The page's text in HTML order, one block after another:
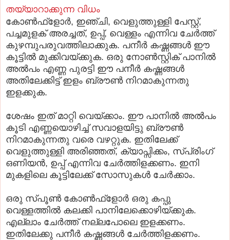
തയ്യാറാക്കുന്ന വിധം
കോൺഫ്ളോർ, ഇഞ്ചി, വെളുത്തുള്ളി പേസ്റ്റ്,
പച്ചമുളക് അരച്ചത്, ഉപ്പ്, വെള്ളം എന്നിവ ചേർത്ത്
കുഴമ്പുപരുവത്തിലാക്കുക. പനീർ കഷ്ണങ്ങൾ ഈ
കൂട്ടിൽ മുക്കിവയ്ക്കുക. ഒരു നോൺസ്റ്റിക് പാനിൽ
അൽപം എണ്ണ പുരട്ടി ഈ പനീർ കഷ്ണങ്ങൾ
അതിലേക്കിട്ട് ഇളം ബ്രൗൺ നിറമാകുന്നതു
ഇളക്കുക.
ശേഷം ഇത് മാറ്റി വെയ്ക്കാം. ഈ പാനിൽ അൽപം
കൂടി എണ്ണയൊഴിച്ച് സവാളയിട്ടു ബ്രൗൺ
നിറമാകുന്നതു വരെ വഴറ്റുക. ഇതിലേക്ക്
വെളുത്തുള്ളി അരിഞ്ഞത്, ക്യാപ്സിക്കം, സ്പ്രിംഗ്
ഒണിയൻ, ഉപ്പ് എന്നിവ ചേർത്തിളക്കണം. ഇനി
മുകളിലെ കൂട്ടിലേക്ക് സോസുകൾ ചേർക്കാം.
ഒരു സ്പൂൺ കോൺഫ്ളോർ ഒരു കപ്പു
വെള്ളത്തിൽ കലക്കി പാനിലേക്കൊഴിയ്ക്കുക.
എല്ലാം ചേർത്ത് നല്ലപോലെ ഇളക്കണം.
ഇതിലേക്കു പനീർ കഷ്ണങ്ങൾ ചേർത്തിളക്കണം.